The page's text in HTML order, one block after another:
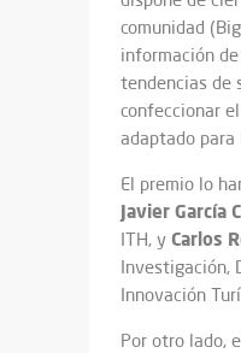
comunidad
información
tendencias de
confeccionar
adaptado para
El premio lo
Javier García
ITH, y Carlos
Investigación,
Innovación
Por otro lado,